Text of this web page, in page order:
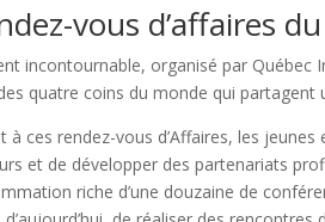
vous d’affaires
incontournable, organisé par Québec
quatre coins du monde qui
à ces rendez-vous d’Affaires, les
et de développer des partenariats
riche d’une douzaine de